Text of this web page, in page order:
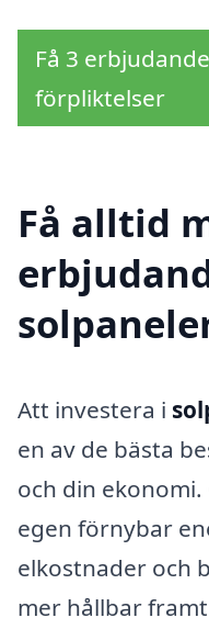
Få 3
förpliktelser
Få alltid
Att investera i
en av de bästa
och din
egen förnybar
elkostnader och
mer hållbar